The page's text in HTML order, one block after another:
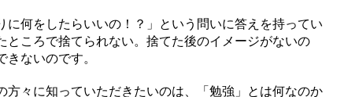
何をしたらいいの！？」という問いに答えを持ってい
ところで捨てられない。捨てた後のイメージがないの
ないのです。
々に知っていただきたいのは、「勉強」とは何なのか